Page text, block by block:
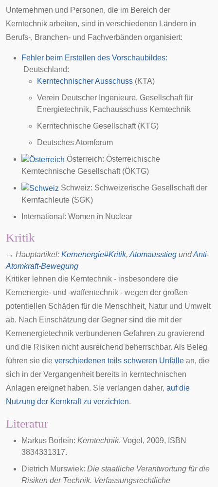
Unternehmen und Personen, die im Bereich der
Kerntechnik arbeiten, sind in verschiedenen Ländern in
Berufs-, Branchen- und Fachverbänden organisiert:
Fehler beim Erstellen des Vorschaubildes:
Deutschland:
Kerntechnischer Ausschuss (KTA)
Verein Deutscher Ingenieure, Gesellschaft für
Energietechnik, Fachausschuss Kerntechnik
Kerntechnische Gesellschaft(KTG)
Deutsches Atomforum
Österreich: Österreichische
Kerntechnische Gesellschaft(ÖKTG)
Schweiz: Schweizerische Gesellschaft der
Kernfachleute (SGK)
International: Women in Nuclear
Kritik
→ Hauptartikel: Kernenergie#Kritik, Atomausstieg undAnti-
Atomkraft-Bewegung
Kritiker lehnen die Kerntechnik - insbesondere die
Kernenergie- und -waffentechnik - wegen der großen
potentiellen Schäden für die Menschheit, Natur und Umwelt
ab. Nach Einschätzung der Gegner sind die mit der
Kernenergietechnik verbundenen Gefahren zu gravierend
und die Risiken nicht ausreichend beherrschbar. Als Beleg
führen sie die verschiedenen teils schweren Unfälle an, die
sich in der Vergangenheit bereits in kerntechnischen
Anlagen ereignet haben. Sie verlangen daher, auf die
Nutzung der Kernkraft zu verzichten.
Literatur
Markus Borlein: Kerntechnik. Vogel, 2009, ISBN
3834331317.
Dietrich Murswiek: Die staatliche Verantwortung für die
Risiken der Technik. Verfassungsrechtliche